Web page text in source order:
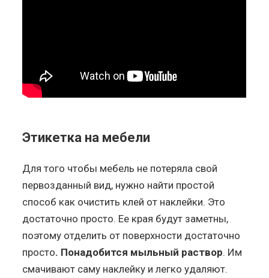
Этикетка на мебели
Для того чтобы мебель не потеряла свой
первозданный вид, нужно найти простой
способ как очистить клей от наклейки. Это
достаточно просто. Ее края будут заметны,
поэтому отделить от поверхности достаточно
просто. Понадобится мыльный раствор. Им
смачивают саму наклейку и легко удаляют.